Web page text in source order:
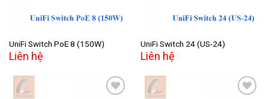
UniFi Switch PoE 8 (150W)
Liên hệ
UniFi Switch 24 (US-24)
Liên hệ